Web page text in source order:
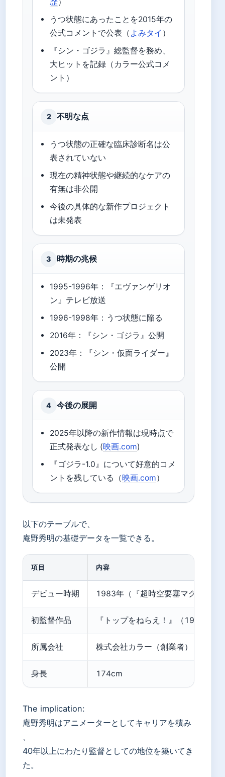
うつ状態にあったことを2015年の
公式コメントで公表（ よみタイ ）
『シン・ゴジラ』総監督を務め、
大ヒットを記録（カラー公式コメ
ント）
2 不明な点
うつ状態の正確な臨床診断名は公
表されていない
現在の精神状態や継続的なケアの
有無は非公開
今後の具体的な新作プロジェクト
は未発表
3 時期の兆候
1995-1996年：『エヴァンゲリオ
ン』テレビ放送
1996-1998年：うつ状態に陥る
2016年：『シン・ゴジラ』公開
2023年：『シン・仮面ライダー』
公開
4 今後の展開
2025年以降の新作情報は現時点で
正式発表なし (映画.com)
『ゴジラ-1.0』について好意的コメ
ントを残している（映画.com）
以下のテーブルで、
庵野秀明の基礎データを一覧できる。
項目 内容
デビュー時期 1983年（『超時空要塞マクロス』
初監督作品 『トップをねらえ！』（1988年
所属会社 株式会社カラー（創業者）
身長 174cm
The implication:
庵野秀明はアニメーターとしてキャリアを積み
40年以上にわたり監督としての地位を築いてき
た。